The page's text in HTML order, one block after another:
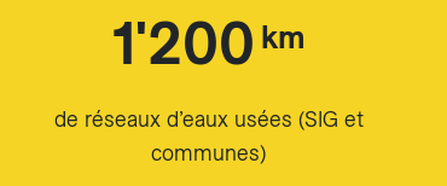
1'200km
de réseaux d’eaux usées (SIG et
communes)